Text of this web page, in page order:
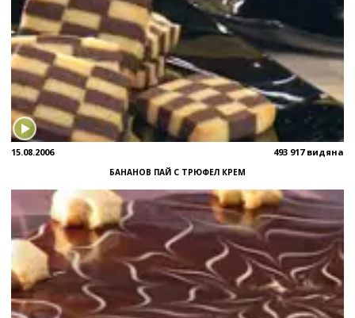
15.08.2006 493 917 видяна
БАНАНОВ ПАЙ С ТРЮФЕЛ КРЕМ